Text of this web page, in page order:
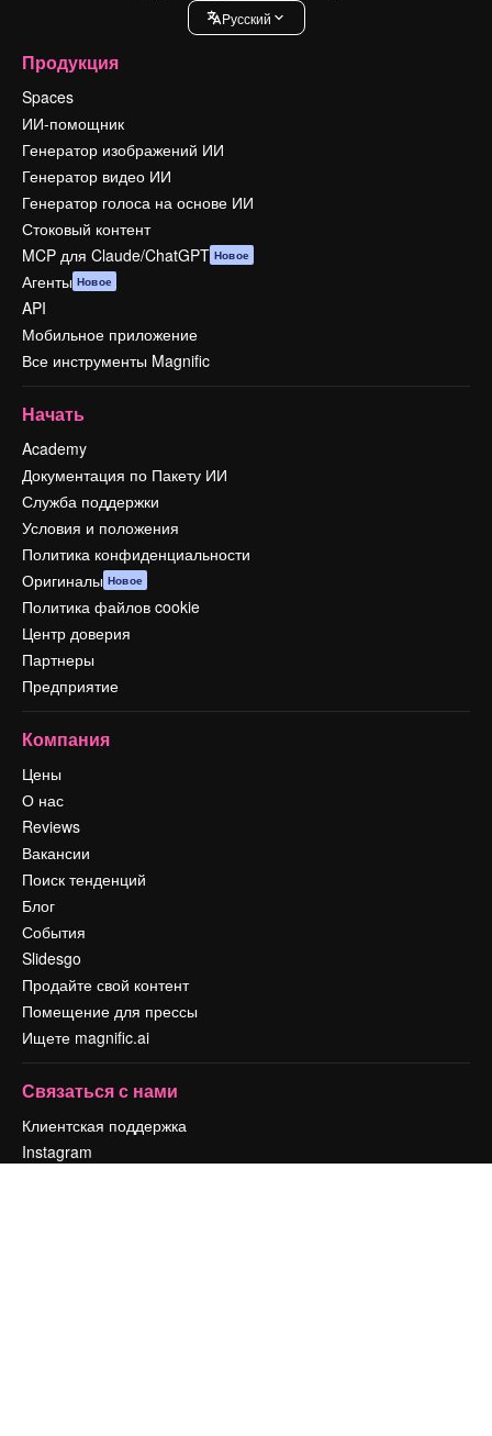
Pусский
Продукция
Spaces
ИИ-помощник
Генератор изображений ИИ
Генератор видео ИИ
Генератор голоса на основе ИИ
Стоковый контент
MCP для Claude/ChatGPT Новое
Агенты Новое
API
Мобильное приложение
Все инструменты Magnific
Начать
Academy
Документация по Пакету ИИ
Служба поддержки
Условия и положения
Политика конфиденциальности
Оригиналы Новое
Политика файлов cookie
Центр доверия
Партнеры
Предприятие
Компания
Цены
О нас
Reviews
Вакансии
Поиск тенденций
Блог
События
Slidesgo
Продайте свой контент
Помещение для прессы
Ищете magnific.ai
Связаться с нами
Клиентская поддержка
Instagram